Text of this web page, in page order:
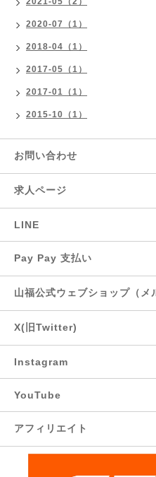
2020-07（1）
2018-04（1）
2017-05（1）
2017-01（1）
2015-10（1）
お問い合わせ
求人ページ
LINE
Pay Pay 支払い
山福公式ウェブショップ（メ
X(旧Twitter)
Instagram
YouTube
アフィリエイト